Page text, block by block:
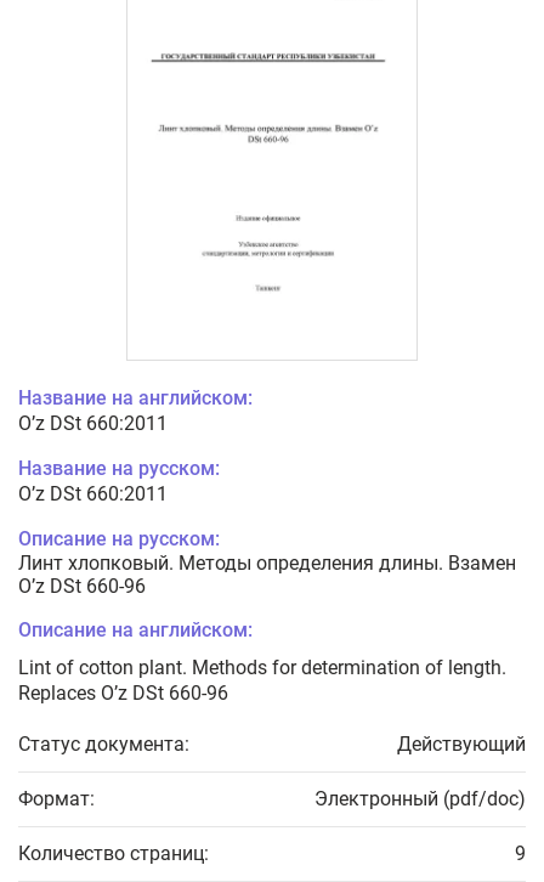
Название на английском:
O’z DSt 660:2011
Название на русском:
O’z DSt 660:2011
Описание на русском:
Линт хлопковый. Методы определения длины. Взамен
O’z DSt 660-96
Описание на английском:
Lint of cotton plant. Methods for determination of length.
Replaces O’z DSt 660-96
Статус документа: Действующий
Формат: Электронный (pdf/doc)
Количество страниц: 9